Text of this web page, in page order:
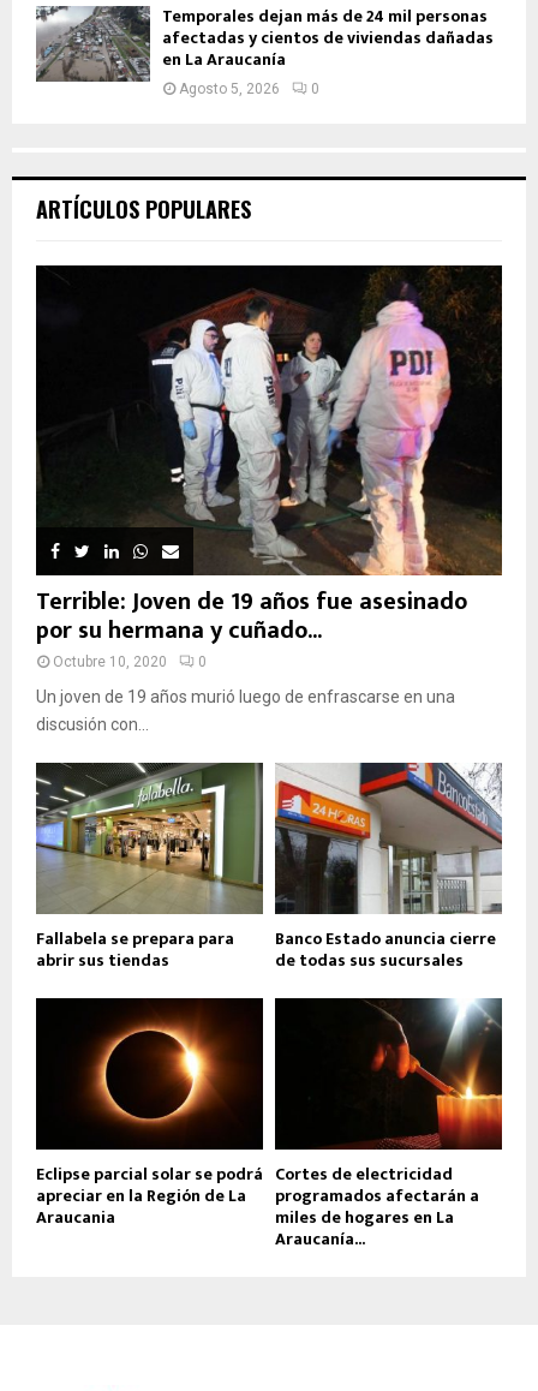
Temporales dejan más de 24 mil personas
afectadas y cientos de viviendas dañadas
en La Araucanía
Agosto 5, 2026 0
ARTÍCULOS POPULARES
Terrible: Joven de 19 años fue asesinado
por su hermana y cuñado...
Octubre 10, 2020 0
Un joven de 19 años murió luego de enfrascarse en una
discusión con...
Fallabela se prepara para
abrir sus tiendas
Banco Estado anuncia cierre
de todas sus sucursales
Eclipse parcial solar se podrá
apreciar en la Región de La
Araucania
Cortes de electricidad
programados afectarán a
miles de hogares en La
Araucanía...